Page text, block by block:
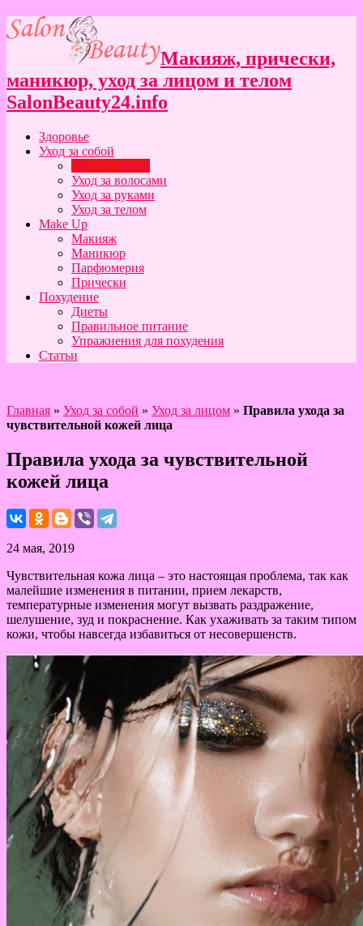
Макияж, прически,
маникюр, уход за лицом и телом
SalonBeauty24.info
Здоровье
Уход за собой
Уход за лицом
Уход за волосами
Уход за руками
Уход за телом
Make Up
Макияж
Маникюр
Парфюмерия
Прически
Похудение
Диеты
Правильное питание
Упражнения для похудения
Статьи
Главная » Уход за собой » Уход за лицом » Правила ухода за
чувствительной кожей лица
Правила ухода за чувствительной
кожей лица
24 мая, 2019
Чувствительная кожа лица – это настоящая проблема, так как
малейшие изменения в питании, прием лекарств,
температурные изменения могут вызвать раздражение,
шелушение, зуд и покраснение. Как ухаживать за таким типом
кожи, чтобы навсегда избавиться от несовершенств.